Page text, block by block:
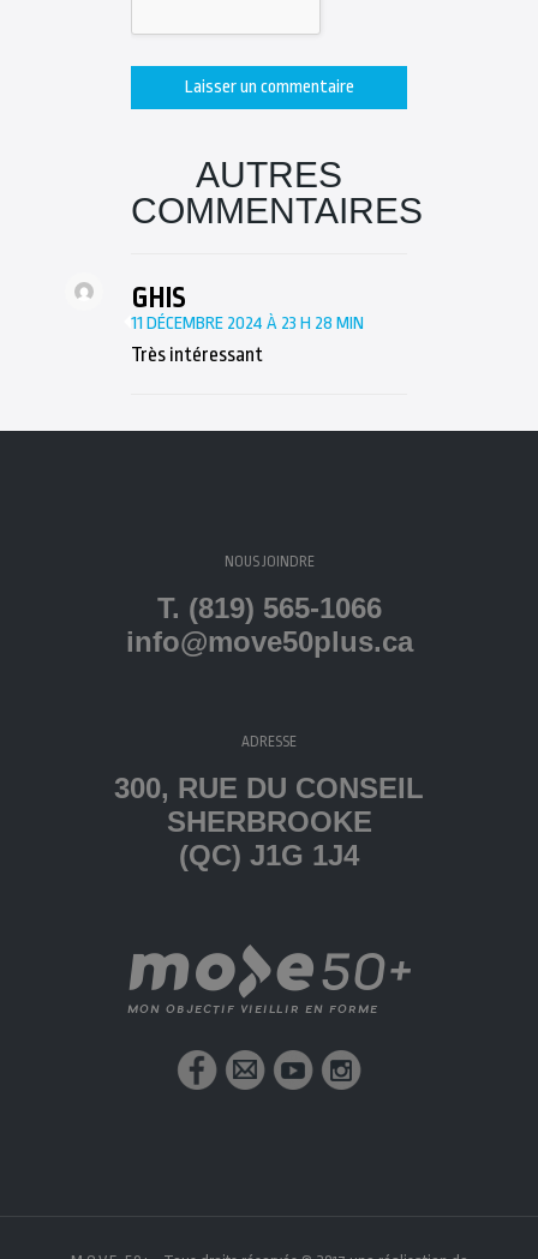
AUTRES
COMMENTAIRES
GHIS
11 DÉCEMBRE 2024 À 23 H 28 MIN
Très intéressant
NOUS JOINDRE
T. (819) 565-1066
info@move50plus.ca
ADRESSE
300, RUE DU CONSEIL
SHERBROOKE
(QC) J1G 1J4